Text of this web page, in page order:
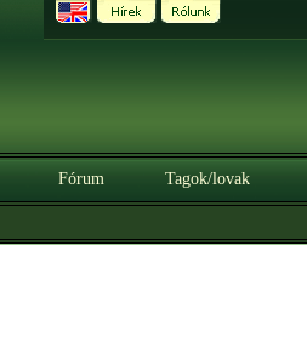
Fórum Tagok/lovak